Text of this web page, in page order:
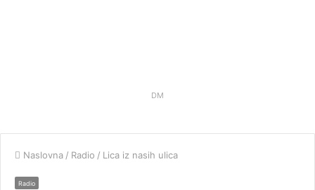
DM
Naslovna / Radio / Lica iz nasih ulica
Radio